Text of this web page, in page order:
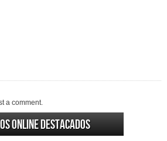
a comment.
online destacados